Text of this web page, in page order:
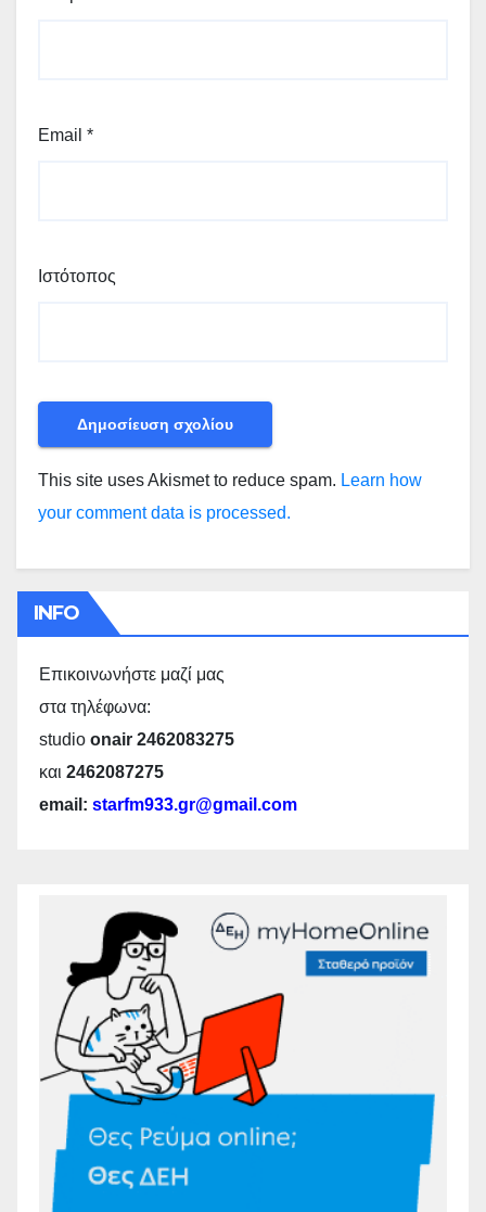
Email *
Ιστότοπος
This site uses Akismet to reduce spam. Learn how
your comment data is processed.
INFO
Επικοινωνήστε μαζί μας
στα τηλέφωνα:
studio onair 2462083275
και 2462087275
email: starfm933.gr@gmail.com